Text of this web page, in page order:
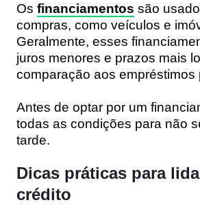
Os financiamentos são
compras, como veículos e
Geralmente, esses
juros menores e prazos mais
comparação aos empréstimos
Antes de optar por um
todas as condições para não
tarde.
Dicas práticas para
crédito